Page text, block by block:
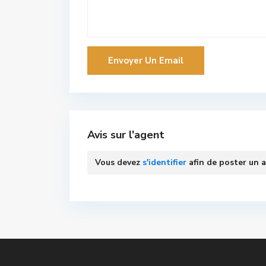
Avis sur l'agent
Vous devez s'identifier afin de poster un